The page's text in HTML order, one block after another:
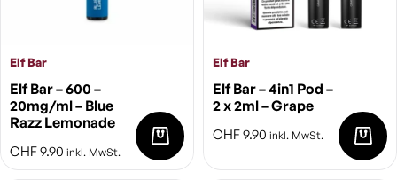
Elf Bar
Elf Bar – 600 –
20mg/ml – Blue
Razz Lemonade
CHF9.90 inkl. MwSt.
Elf Bar
Elf Bar – 4in1 Pod –
2 x 2ml – Grape
CHF9.90 inkl. MwSt.